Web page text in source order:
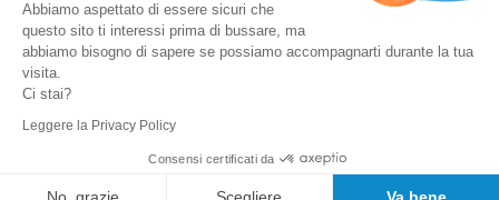
00344269998
Pagamento 100% Securizzato
Abbiamo aspettato di essere sicuri che
questo sito ti interessi prima di bussare, ma
abbiamo bisogno di sapere se possiamo accompagnarti durante la tua
visita.
Ci stai?
Leggere la Privacy Policy
Consensi certificati da